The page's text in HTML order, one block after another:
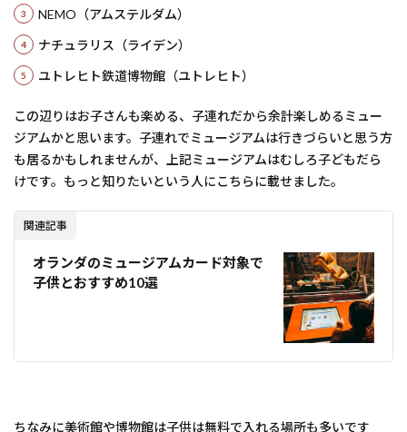
NEMO（アムステルダム）
ナチュラリス（ライデン）
ユトレヒト鉄道博物館（ユトレヒト）
この辺りはお子さんも楽める、子連れだから余計楽しめるミュー
ジアムかと思います。子連れでミュージアムは行きづらいと思う方
も居るかもしれませんが、上記ミュージアムはむしろ子どもだら
けです。もっと知りたいという人にこちらに載せました。
関連記事
オランダのミュージアムカード対象で
子供とおすすめ10選
ちなみに美術館や博物館は子供は無料で入れる場所も多いです